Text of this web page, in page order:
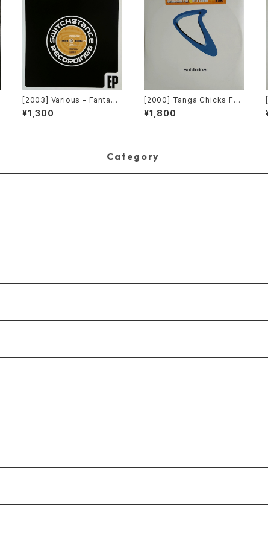
[2003] Various – Fantasti
c Freeriding 2 EP 1 [Switc
hstance Recordings]
¥1,300
[2000] Tanga Chicks Fea
turing Dimitri & Tom – Bra
sil Over Zurich [Sublimin
¥1,800
Category